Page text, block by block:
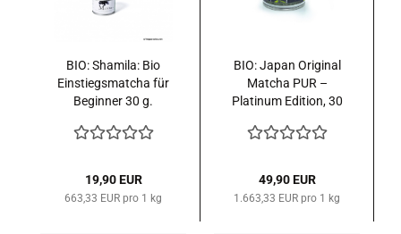
BIO: Shamila: Bio
Einstiegsmatcha für
Beginner 30 g.
19,90 EUR
663,33 EUR pro 1 kg
BIO: Japan Original
Matcha PUR –
Platinum Edition, 30
limited Edition
49,90 EUR
1.663,33 EUR pro 1 kg